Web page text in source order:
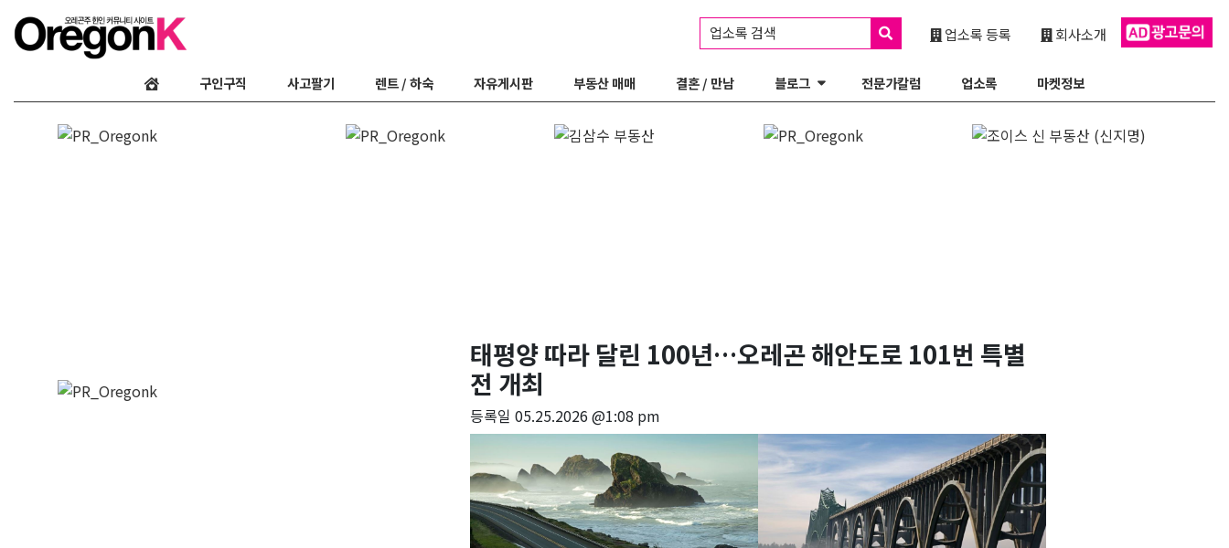
회사소개
업소록 등록
업소록 검색
구인구직 사고팔기 렌트 / 하숙 자유게시판 부동산 매매 결혼 / 만남 블로그 전문가칼럼 업소록 마켓정보
태평양 따라 달린 100년…오레곤 해안도로 101번 특별
전 개최
등록일05.25.2026 @1:08 pm